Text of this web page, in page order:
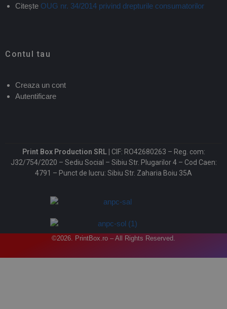
Citește OUG nr. 34/2014 privind drepturile consumatorilor
Contul tau
Creaza un cont
Autentificare
Print Box Production SRL | CIF: RO42680263 – Reg. com:
J32/754/2020 – Sediu Social – Sibiu Str. Plugarilor 4 – Cod Caen:
4791 – Punct de lucru: Sibiu Str. Zaharia Boiu 35A
©2026. PrintBox.ro – All Rights Reserved.